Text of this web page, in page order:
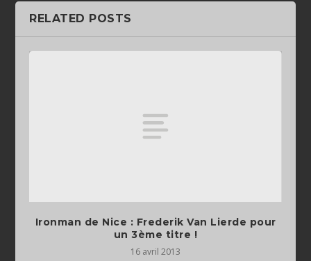
RELATED POSTS
Ironman de Nice : Frederik Van Lierde pour
un 3ème titre !
16 avril 2013